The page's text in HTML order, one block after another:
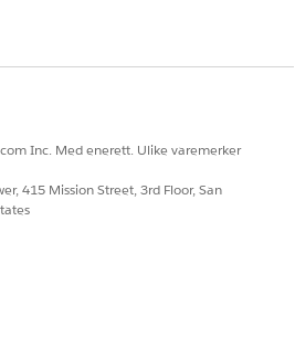
Inc. Med enerett. Ulike varemerker
415 Mission Street, 3rd Floor, San